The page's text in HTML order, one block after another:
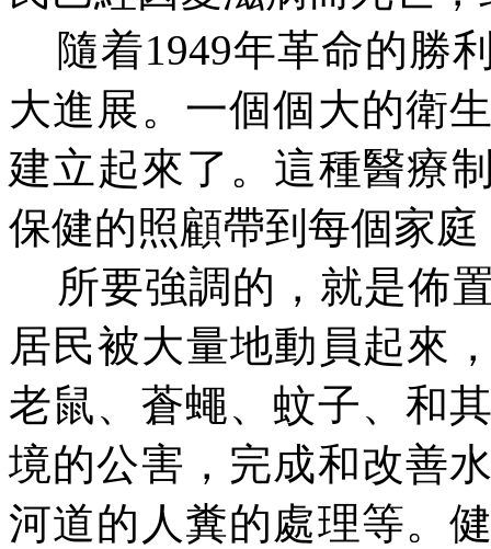
隨着1949年革命的勝
大進展。一個個大的衛
建立起來了。這種醫療
保健的照顧帶到每個家
所要強調的，就是佈
居民被大量地動員起來
老鼠、蒼蠅、蚊子、和
境的公害，完成和改善
河道的人糞的處理等。